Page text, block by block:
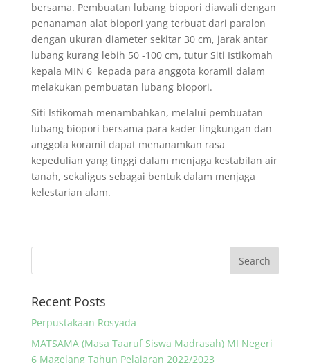
bersama. Pembuatan lubang biopori diawali dengan
penanaman alat biopori yang terbuat dari paralon
dengan ukuran diameter sekitar 30 cm, jarak antar
lubang kurang lebih 50 -100 cm, tutur Siti Istikomah
kepala MIN 6 kepada para anggota koramil dalam
melakukan pembuatan lubang biopori.
Siti Istikomah menambahkan, melalui pembuatan
lubang biopori bersama para kader lingkungan dan
anggota koramil dapat menanamkan rasa
kepedulian yang tinggi dalam menjaga kestabilan air
tanah, sekaligus sebagai bentuk dalam menjaga
kelestarian alam.
Recent Posts
Perpustakaan Rosyada
MATSAMA (Masa Taaruf Siswa Madrasah) MI Negeri
6 Magelang Tahun Pelajaran 2022/2023